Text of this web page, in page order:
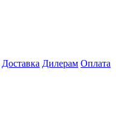
Доставка Дилерам Оплата